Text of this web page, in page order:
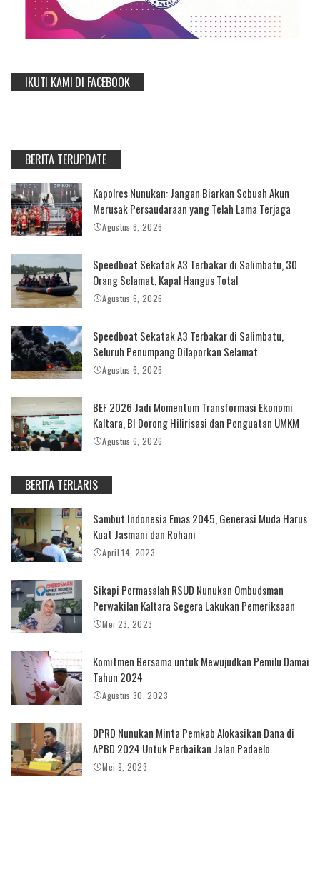
IKUTI KAMI DI FACEBOOK
BERITA TERUPDATE
Kapolres Nunukan: Jangan Biarkan Sebuah Akun
Merusak Persaudaraan yang Telah Lama Terjaga
Agustus 6, 2026
Speedboat Sekatak A3 Terbakar di Salimbatu, 30
Orang Selamat, Kapal Hangus Total
Agustus 6, 2026
Speedboat Sekatak A3 Terbakar di Salimbatu,
Seluruh Penumpang Dilaporkan Selamat
Agustus 6, 2026
BEF 2026 Jadi Momentum Transformasi Ekonomi
Kaltara, BI Dorong Hilirisasi dan Penguatan UMKM
Agustus 6, 2026
BERITA TERLARIS
Sambut Indonesia Emas 2045, Generasi Muda Harus
Kuat Jasmani dan Rohani
April 14, 2023
Sikapi Permasalah RSUD Nunukan Ombudsman
Perwakilan Kaltara Segera Lakukan Pemeriksaan
Mei 23, 2023
Komitmen Bersama untuk Mewujudkan Pemilu Damai
Tahun 2024
Agustus 30, 2023
DPRD Nunukan Minta Pemkab Alokasikan Dana di
APBD 2024 Untuk Perbaikan Jalan Padaelo.
Mei 9, 2023